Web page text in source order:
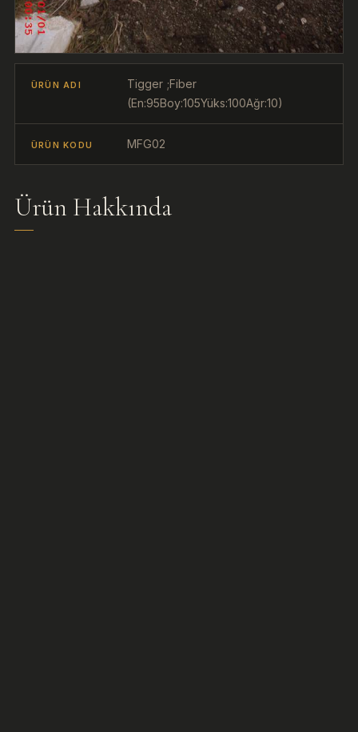
ÜRÜN ADI
Tigger ;Fiber
(En:95Boy:105Yüks:100Ağr:10)
ÜRÜN KODU MFG02
Ürün Hakkında